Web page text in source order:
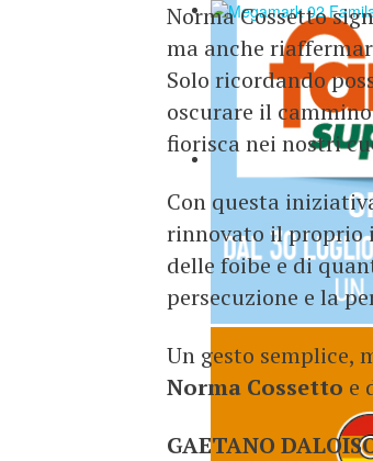
Norma Cossetto
ma anche
Solo ricordando
oscurare il
fiorisca nei nostri
Con questa
rinnovato il proprio
delle foibe e di
persecuzione e la
Un gesto semplice,
Norma Cossetto e
GAETANO